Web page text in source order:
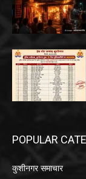
POPULAR
कुशीनगर समाचार